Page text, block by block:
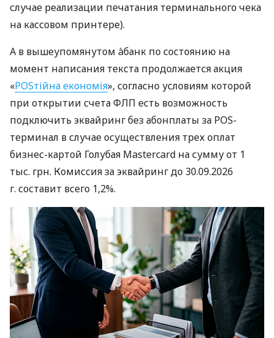
случае реализации печатания терминального чека
на кассовом принтере).
А в вышеупомянутом àбанк по состоянию на
момент написания текста продолжается акция
«POSтійна економія», согласно условиям которой
при открытии счета ФЛП есть возможность
подключить эквайринг без абонплаты за POS-
терминал в случае осуществления трех оплат
бизнес-картой Голубая Mastercard на сумму от 1
тыс. грн. Комиссия за эквайринг до 30.09.2026
г. составит всего 1,2%.